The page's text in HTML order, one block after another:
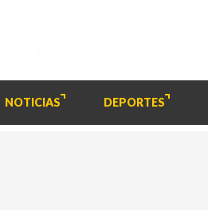
NOTICIAS DEPORTES